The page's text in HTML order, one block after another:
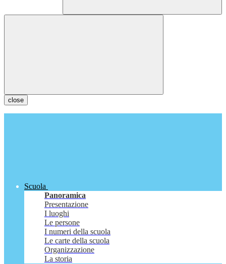
close
Scuola
Panoramica
Presentazione
I luoghi
Le persone
I numeri della scuola
Le carte della scuola
Organizzazione
La storia